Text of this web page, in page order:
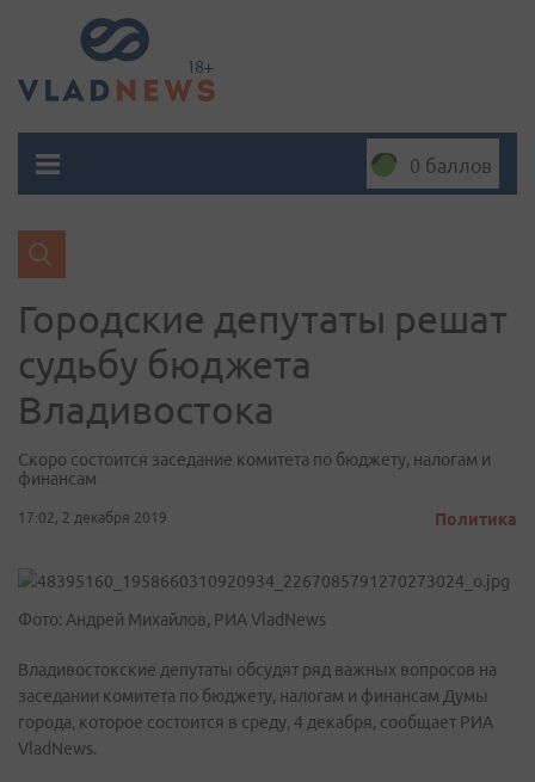
0 баллов
Городские депутаты решат
судьбу бюджета
Владивостока
Скоро состоится заседание комитета по бюджету, налогам и
финансам
17:02, 2 декабря 2019 Политика
Фото: Андрей Михайлов, РИА VladNews
Владивостокские депутаты обсудят ряд важных вопросов на
заседании комитета по бюджету, налогам и финансам Думы
города, которое состоится в среду, 4 декабря, сообщает РИА
VladNews.